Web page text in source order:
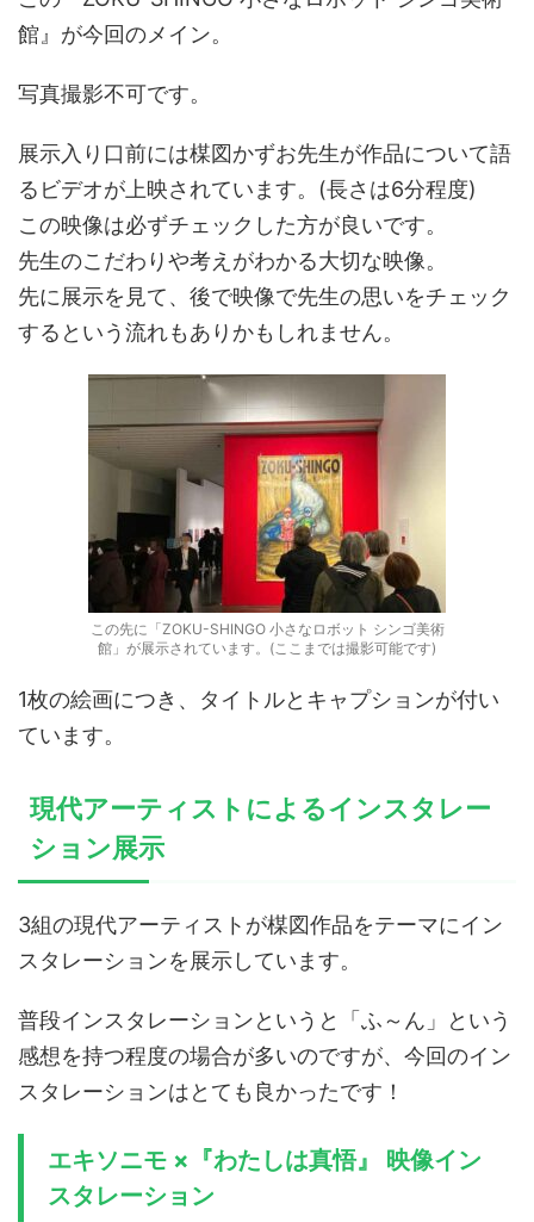
館』が今回のメイン。
写真撮影不可です。
展示入り口前には楳図かずお先生が作品について語
るビデオが上映されています。(長さは6分程度)
この映像は必ずチェックした方が良いです。
先生のこだわりや考えがわかる大切な映像。
先に展示を見て、後で映像で先生の思いをチェック
するという流れもありかもしれません。
この先に「ZOKU-SHINGO 小さなロボット シンゴ美術
館」が展示されています。(ここまでは撮影可能です)
1枚の絵画につき、タイトルとキャプションが付い
ています。
現代アーティストによるインスタレー
ション展示
3組の現代アーティストが楳図作品をテーマにイン
スタレーションを展示しています。
普段インスタレーションというと「ふ～ん」という
感想を持つ程度の場合が多いのですが、今回のイン
スタレーションはとても良かったです！
エキソニモ ×『わたしは真悟』 映像イン
スタレーション